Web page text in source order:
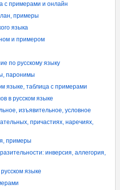
с примерами и онлайн
примеры
языка
и примером
по русскому языку
паронимы
языке, таблица с примерами
в русском языке
изъявительное, условное
причастиях, наречиях,
примеры
инверсия, аллегория,
языке